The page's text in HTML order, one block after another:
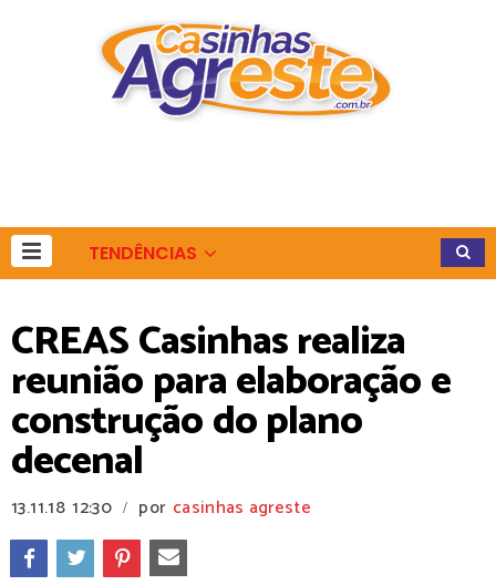
TENDÊNCIAS
CREAS Casinhas realiza
reunião para elaboração e
construção do plano
decenal
13.11.18 12:30 / por casinhas agreste